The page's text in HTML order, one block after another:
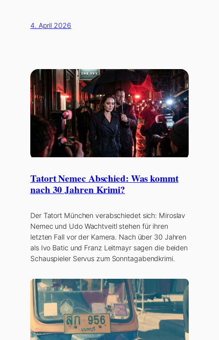
4. April 2026
Tatort Nemec Abschied: Was kommt
nach 30 Jahren Krimi?
Der Tatort München verabschiedet sich: Miroslav
Nemec und Udo Wachtveitl stehen für ihren
letzten Fall vor der Kamera. Nach über 30 Jahren
als Ivo Batic und Franz Leitmayr sagen die beiden
Schauspieler Servus zum Sonntagabendkrimi.